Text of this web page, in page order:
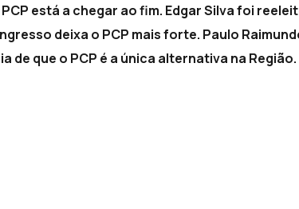
está a chegar ao fim. Edgar Silva foi
deixa o PCP mais forte. Paulo
de que o PCP é a única alternativa na Região.